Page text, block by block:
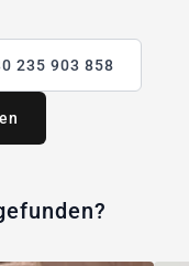
235 903 858